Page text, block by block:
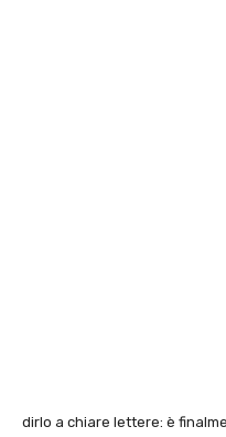
dirlo a chiare lettere: è